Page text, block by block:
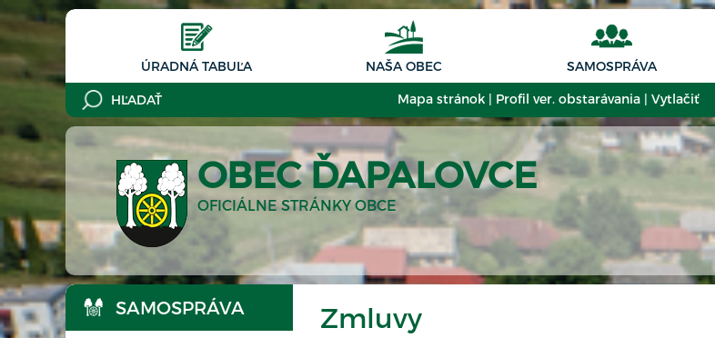
ÚRADNÁ TABUĽA NAŠA OBEC SAMOSPRÁVA
Mapa stránok | Profil ver. obstarávania | Vytlačiť
OBEC ĎAPALOVCE
OFICIÁLNE STRÁNKY OBCE
SAMOSPRÁVA Zmluvy